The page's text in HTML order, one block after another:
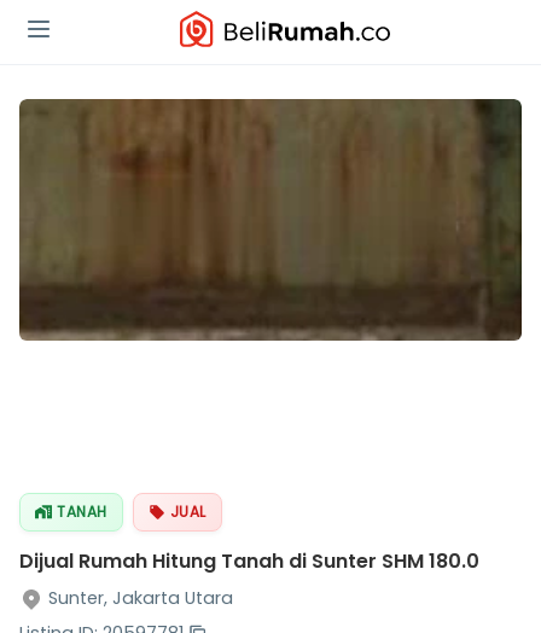
TANAH JUAL
Dijual Rumah Hitung Tanah di Sunter SHM 180.0
Sunter, Jakarta Utara